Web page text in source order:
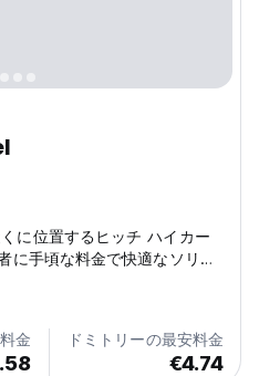
に位置するヒッチ ハイカー
に手頃な料金で快適なソリュ
金 ドミトリーの最安料金
€4.74